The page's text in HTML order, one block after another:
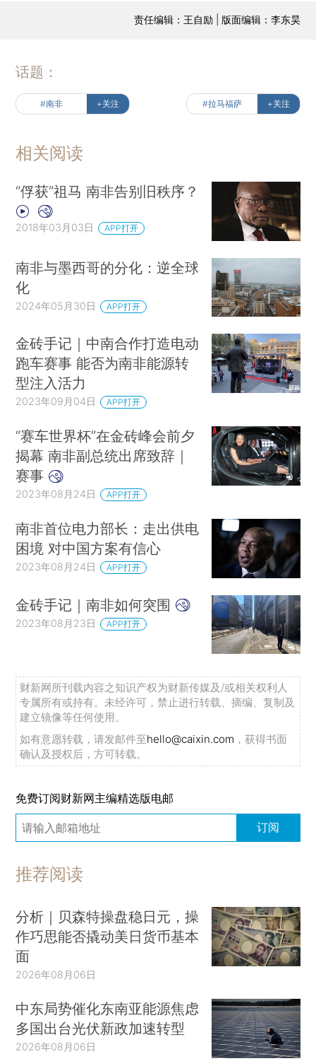
责任编辑：王自励 | 版面编辑：李东昊
话题：
#南非 +关注 #拉马福萨 +关注
相关阅读
“俘获”祖马 南非告别旧秩序？
2018年03月03日 APP打开
南非与墨西哥的分化：逆全球
化
2024年05月30日 APP打开
金砖手记｜中南合作打造电动
跑车赛事 能否为南非能源转
型注入活力
2023年09月04日 APP打开
“赛车世界杯”在金砖峰会前夕
揭幕 南非副总统出席致辞｜
赛事
2023年08月24日 APP打开
南非首位电力部长：走出供电
困境 对中国方案有信心
2023年08月24日 APP打开
金砖手记｜南非如何突围
2023年08月23日 APP打开
财新网所刊载内容之知识产权为财新传媒及/或相关权利人
专属所有或持有。未经许可，禁止进行转载、摘编、复制及
建立镜像等任何使用。
如有意愿转载，请发邮件至hello@caixin.com ，获得书面
确认及授权后，方可转载。
免费订阅财新网主编精选版电邮
订阅
推荐阅读
分析｜贝森特操盘稳日元，操
作巧思能否撬动美日货币基本
面
2026年08月06日
中东局势催化东南亚能源焦虑
多国出台光伏新政加速转型
2026年08月06日